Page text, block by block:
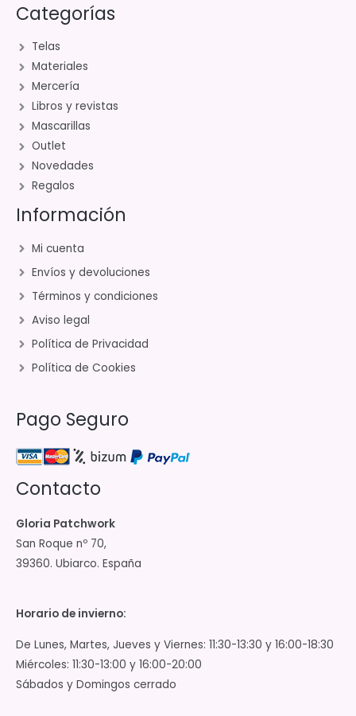
Categorías
Telas
Materiales
Mercería
Libros y revistas
Mascarillas
Outlet
Novedades
Regalos
Información
Mi cuenta
Envíos y devoluciones
Términos y condiciones
Aviso legal
Política de Privacidad
Política de Cookies
Pago Seguro
Contacto
Gloria Patchwork
San Roque nº 70,
39360. Ubiarco. España
Horario de invierno:
De Lunes, Martes, Jueves y Viernes: 11:30-13:30 y 16:00-18:30
Miércoles: 11:30-13:00 y 16:00-20:00
Sábados y Domingos cerrado